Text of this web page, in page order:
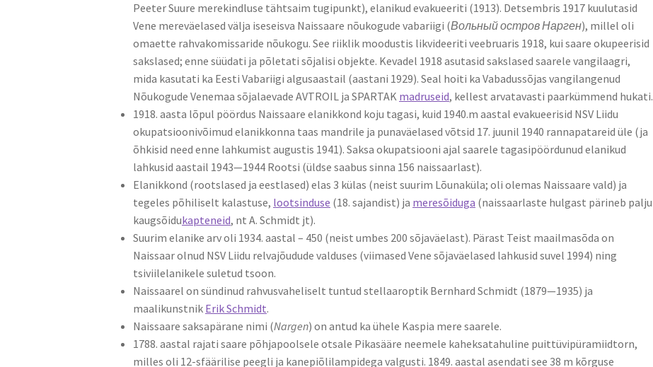
Peeter Suure merekindluse tähtsaim tugipunkt), elanikud evakueeriti (1913). Detsembris 1917 kuulutasid
Vene mereväelased välja iseseisva Naissaare nõukogude vabariigi (Вольный остров Нарген), millel oli
omaette rahvakomissaride nõukogu. See riiklik moodustis likvideeriti veebruaris 1918, kui saare okupeerisid
sakslased; enne süüdati ja põletati sõjalisi objekte. Kevadel 1918 asutasid sakslased saarele vangilaagri,
mida kasutati ka Eesti Vabariigi algusaastail (aastani 1929). Seal hoiti ka Vabadussõjas vangilangenud
Nõukogude Venemaa sõjalaevade AVTROIL ja SPARTAK madruseid, kellest arvatavasti paarkümmend hukati.
1918. aasta lõpul pöördus Naissaare elanikkond koju tagasi, kuid 1940.m aastal evakueerisid NSV Liidu
okupatsioonivõimud elanikkonna taas mandrile ja punaväelased võtsid 17. juunil 1940 rannapatareid üle (ja
õhkisid need enne lahkumist augustis 1941). Saksa okupatsiooni ajal saarele tagasipöördunud elanikud
lahkusid aastail 1943—1944 Rootsi (üldse saabus sinna 156 naissaarlast).
Elanikkond (rootslased ja eestlased) elas 3 külas (neist suurim Lõunaküla; oli olemas Naissaare vald) ja
tegeles põhiliselt kalastuse, lootsinduse (18. sajandist) ja meresõiduga (naissaarlaste hulgast pärineb palju
kaugsõidukapteneid, nt A. Schmidt jt).
Suurim elanike arv oli 1934. aastal – 450 (neist umbes 200 sõjaväelast). Pärast Teist maailmasõda on
Naissaar olnud NSV Liidu relvajõudude valduses (viimased Vene sõjaväelased lahkusid suvel 1994) ning
tsiviilelanikele suletud tsoon.
Naissaarel on sündinud rahvusvaheliselt tuntud stellaaroptik Bernhard Schmidt (1879—1935) ja
maalikunstnik Erik Schmidt.
Naissaare saksapärane nimi (Nargen) on antud ka ühele Kaspia mere saarele.
1788. aastal rajati saare põhjapoolsele otsale Pikasääre neemele kaheksatahuline puittüvipüramiidtorn,
milles oli 12-sfäärilise peegli ja kanepiõlilampidega valgusti. 1849. aastal asendati see 38 m kõrguse